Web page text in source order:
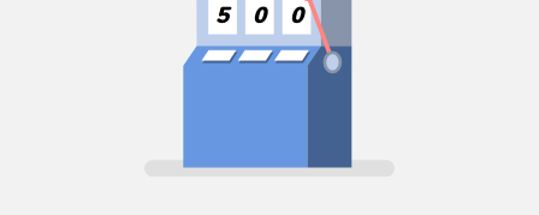
5 0 0